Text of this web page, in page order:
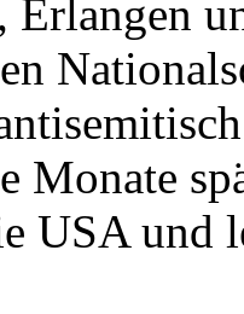
Erlangen
Monate
USA und